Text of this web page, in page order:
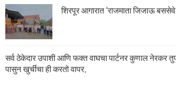
शिरपूर आगारात ‘राजमाता जिजाऊ
सर्व ठेकेदार उपाशी आणि फक्त वाघचा पार्टनर कुणाल नेरकर
पासुन खुर्चीचा ही करतो वापर,